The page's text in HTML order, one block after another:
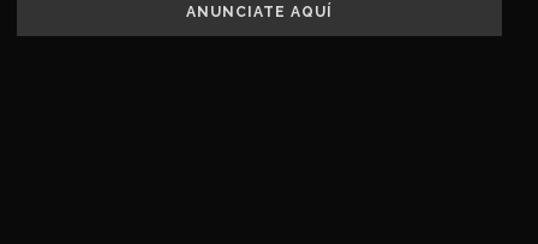
ANUNCIATE AQUÍ